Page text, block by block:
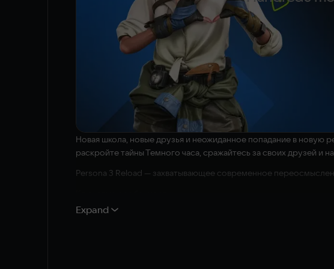
Новая школа, новые друзья и неожиданное попадание в новую
раскройте тайны Темного часа, сражайтесь за своих друзей и
Persona 3 Reload — захватывающее современное
– Насладитесь одной из самых известных игр серии Persona,
Expand